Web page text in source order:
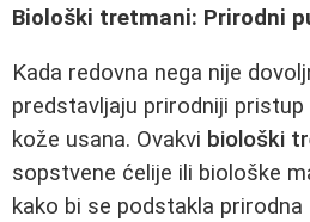
Biološki tretmani: Prirodni
Kada redovna nega nije
predstavljaju prirodniji
kože usana. Ovakvi biološki
sopstvene ćelije ili biološke
kako bi se podstakla prirodna